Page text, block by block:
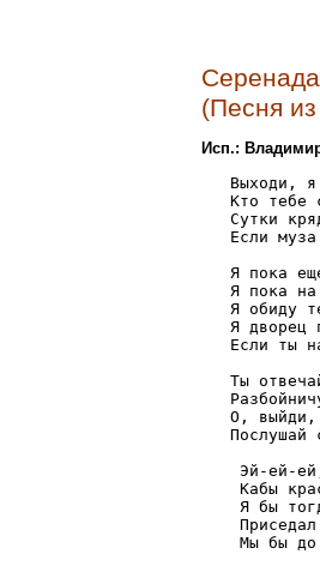
(Песня
Исп.:
Выходи,
Кто тебе
Сутки
Если
Я пока
Я пока
Я обиду
Я дворец
Если ты
Ты
О,
Послушай
Эй-ей-
Кабы
Я бы
Мы бы